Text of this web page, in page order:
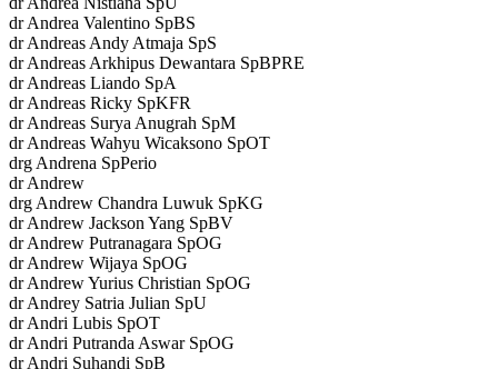
dr Andrea Valentino SpBS
dr Andreas Andy Atmaja SpS
dr Andreas Arkhipus Dewantara SpBPRE
dr Andreas Liando SpA
dr Andreas Ricky SpKFR
dr Andreas Surya Anugrah SpM
dr Andreas Wahyu Wicaksono SpOT
drg Andrena SpPerio
dr Andrew
drg Andrew Chandra Luwuk SpKG
dr Andrew Jackson Yang SpBV
dr Andrew Putranagara SpOG
dr Andrew Wijaya SpOG
dr Andrew Yurius Christian SpOG
dr Andrey Satria Julian SpU
dr Andri Lubis SpOT
dr Andri Putranda Aswar SpOG
dr Andri Suhandi SpB